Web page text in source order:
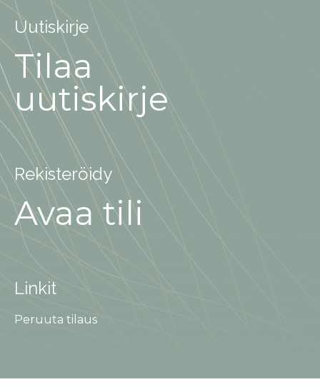
Uutiskirje
Tilaa
uutiskirje
Rekisteröidy
Avaa tili
Linkit
Peruuta tilaus